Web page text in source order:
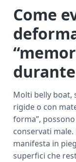
Come
Molti belly
rigide o con
forma”,
conservati
manifesta in
superfici che